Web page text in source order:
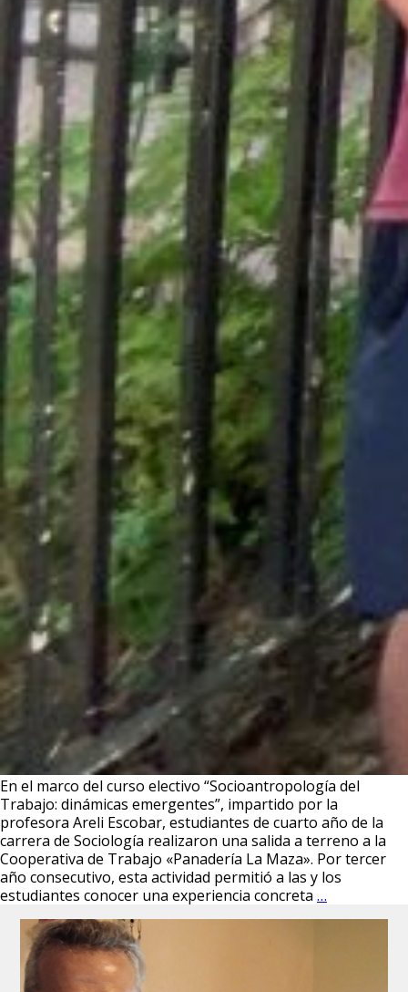
En el marco del curso electivo “Socioantropología del
Trabajo: dinámicas emergentes”, impartido por la
profesora Areli Escobar, estudiantes de cuarto año de la
carrera de Sociología realizaron una salida a terreno a la
Cooperativa de Trabajo «Panadería La Maza». Por tercer
año consecutivo, esta actividad permitió a las y los
estudiantes conocer una experiencia concreta …